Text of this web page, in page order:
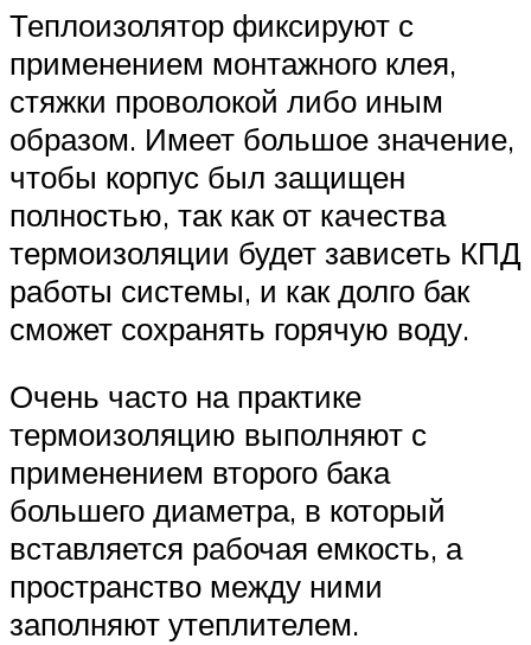
Теплоизолятор фиксируют с
применением монтажного клея,
стяжки проволокой либо иным
образом. Имеет большое значение,
чтобы корпус был защищен
полностью, так как от качества
термоизоляции будет зависеть КПД
работы системы, и как долго бак
сможет сохранять горячую воду.
Очень часто на практике
термоизоляцию выполняют с
применением второго бака
большего диаметра, в который
вставляется рабочая емкость, а
пространство между ними
заполняют утеплителем.